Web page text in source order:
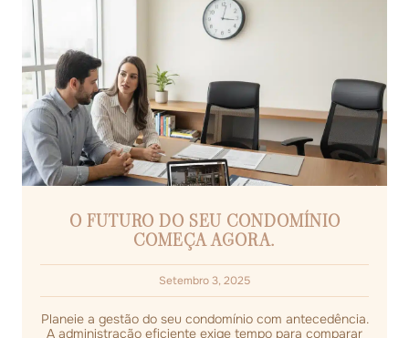
O FUTURO DO SEU CONDOMÍNIO
COMEÇA AGORA.
Setembro 3, 2025
Planeie a gestão do seu condomínio com antecedência.
A administração eficiente exige tempo para comparar